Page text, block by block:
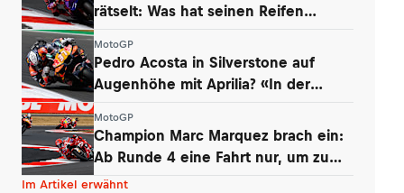
rätselt: Was hat seinen Reifen
MotoGP
Pedro Acosta in Silverstone auf
Augenhöhe mit Aprilia? «In der
MotoGP
Champion Marc Marquez brach ein:
Ab Runde 4 eine Fahrt nur, um zu
überleben
Im Artikel erwähnt